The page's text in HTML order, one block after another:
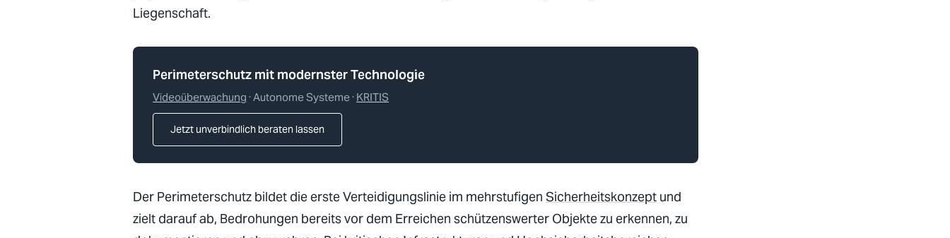
Liegenschaft.
Perimeterschutz mit modernster Technologie
Videoüberwachung · Autonome Systeme · KRITIS
Jetzt unverbindlich beraten lassen
Der Perimeterschutz bildet die erste Verteidigungslinie im mehrstufigenSicherheitskonzept und
zielt darauf ab, Bedrohungen bereits vor dem Erreichen schützenswerter Objekte zu erkennen, zu